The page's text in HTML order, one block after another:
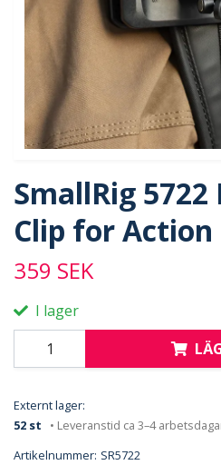
SmallRig
Clip for Action
359 SEK
I lager
Externt lager:
52 st
• Leveranstid ca 3–4
Artikelnummer: SR5722